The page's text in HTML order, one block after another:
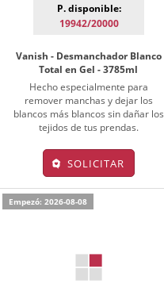
P. disponible:
19942/20000
Vanish - Desmanchador Blanco
Total en Gel - 3785ml
Hecho especialmente para
remover manchas y dejar los
blancos más blancos sin dañar los
tejidos de tus prendas.
SOLICITAR
Empezó: 2026-08-08